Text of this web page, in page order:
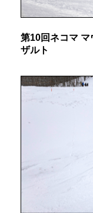
第10回ネコマ マ
ザルト